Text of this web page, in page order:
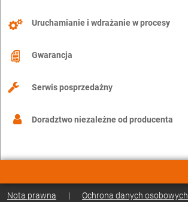
Uruchamianie i wdrażanie w procesy
Gwarancja
Serwis posprzedażny
Doradztwo niezależne od producenta
Nota prawna | Ochrona danych osobowych